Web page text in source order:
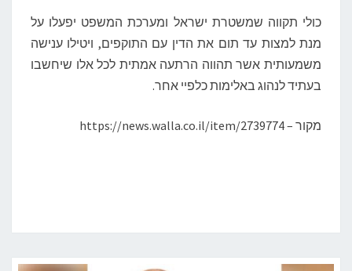
כולי תקווה שמשטרת ישראל ומערכת המשפט יפעלו על
מנת למצות עד תום את הדין עם התוקפים, ויטילו ענישה
משמעותית אשר תהווה הרתעה אמתית לכל אלו שיחשבו
בעתיד לנהוג באלימות כלפיי אחר.
מקור – https://news.walla.co.il/item/2739774